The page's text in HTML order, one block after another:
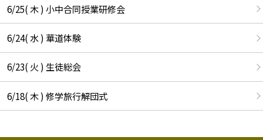
6/25( 木 ) 小中合同授業研修会
6/24( 水 ) 華道体験
6/23( 火 ) 生徒総会
6/18( 木 ) 修学旅行解団式